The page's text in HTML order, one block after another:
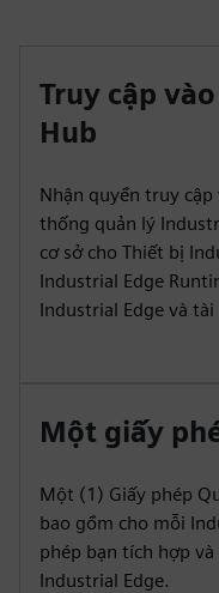
Truy cập
Hub
Nhận quyền truy
thống quản lý
cơ sở cho Thiết bị
Industrial Edge
Industrial Edge và
Một giấy
Một (1) Giấy phép
bao gồm cho mỗi
phép bạn tích hợp
Industrial Edge.